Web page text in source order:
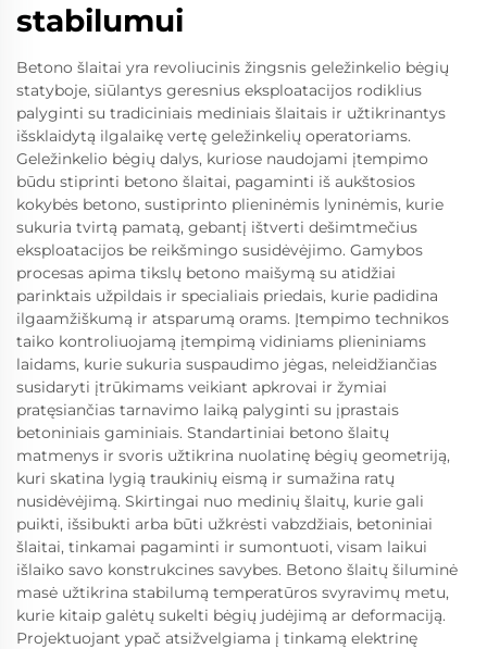
stabilumui
Betono šlaitai yra revoliucinis žingsnis geležinkelio bėgių
statyboje, siūlantys geresnius eksploatacijos rodiklius
palyginti su tradiciniais mediniais šlaitais ir užtikrinantys
išsklaidytą ilgalaikę vertę geležinkelių operatoriams.
Geležinkelio bėgių dalys, kuriose naudojami įtempimo
būdu stiprinti betono šlaitai, pagaminti iš aukštosios
kokybės betono, sustiprinto plieninėmis lyninėmis, kurie
sukuria tvirtą pamatą, gebantį ištverti dešimtmečius
eksploatacijos be reikšmingo susidėvėjimo. Gamybos
procesas apima tikslų betono maišymą su atidžiai
parinktais užpildais ir specialiais priedais, kurie padidina
ilgaamžiškumą ir atsparumą orams. Įtempimo technikos
taiko kontroliuojamą įtempimą vidiniams plieniniams
laidams, kurie sukuria suspaudimo jėgas, neleidžiančias
susidaryti įtrūkimams veikiant apkrovai ir žymiai
pratęsiančias tarnavimo laiką palyginti su įprastais
betoniniais gaminiais. Standartiniai betono šlaitų
matmenys ir svoris užtikrina nuolatinę bėgių geometriją,
kuri skatina lygią traukinių eismą ir sumažina ratų
nusidėvėjimą. Skirtingai nuo medinių šlaitų, kurie gali
puikti, išsibukti arba būti užkrėsti vabzdžiais, betoniniai
šlaitai, tinkamai pagaminti ir sumontuoti, visam laikui
išlaiko savo konstrukcines savybes. Betono šlaitų šiluminė
masė užtikrina stabilumą temperatūros svyravimų metu,
kurie kitaip galėtų sukelti bėgių judėjimą ar deformaciją.
Projektuojant ypač atsižvelgiama į tinkamą elektrinę